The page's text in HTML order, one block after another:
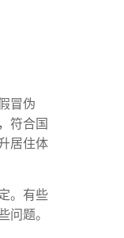
冒伪
符合国
居住体
。有些
问题。